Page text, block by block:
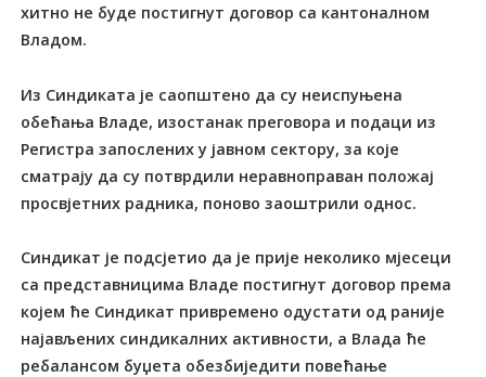
хитно не буде постигнут договор са кантоналном
Владом.
Из Синдиката је саопштено да су неиспуњена
обећања Владе, изостанак преговора и подаци из
Регистра запослених у јавном сектору, за које
сматрају да су потврдили неравноправан положај
просвјетних радника, поново заоштрили однос.
Синдикат је подсјетио да је прије неколико мјесеци
са представницима Владе постигнут договор према
којем ће Синдикат привремено одустати од раније
најављених синдикалних активности, а Влада ће
ребалансом буџета обезбиједити повећање